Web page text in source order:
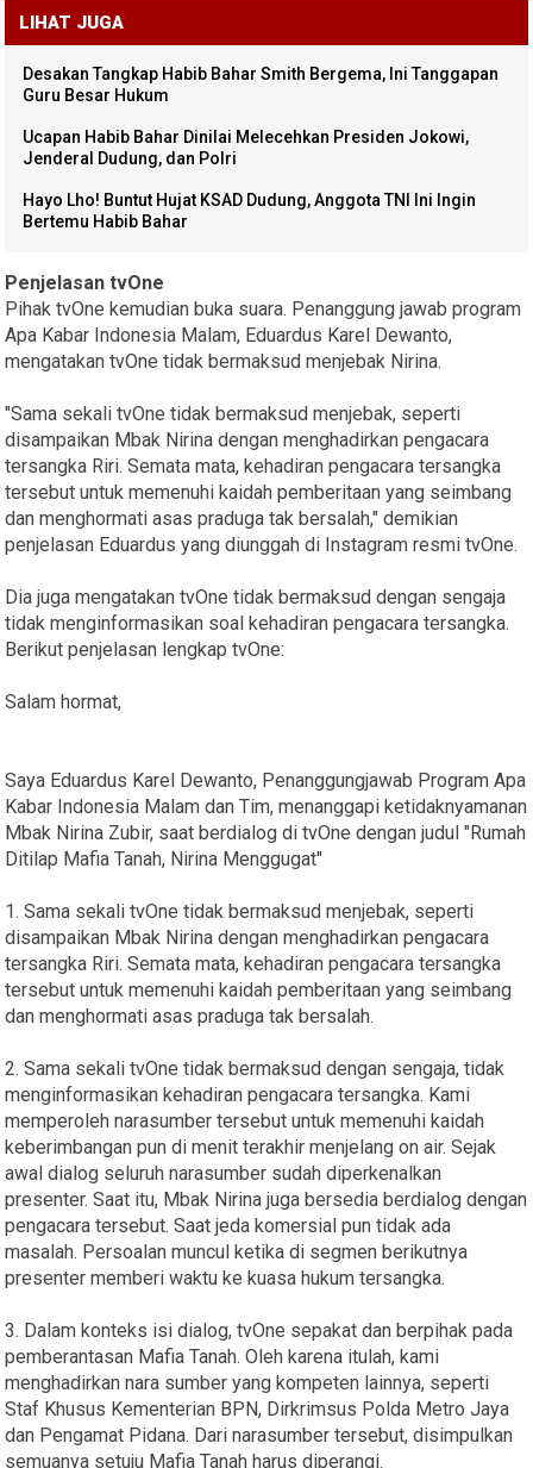
LIHAT JUGA
Desakan Tangkap Habib Bahar Smith Bergema, Ini Tanggapan
Guru Besar Hukum
Ucapan Habib Bahar Dinilai Melecehkan Presiden Jokowi,
Jenderal Dudung, dan Polri
Hayo Lho! Buntut Hujat KSAD Dudung, Anggota TNI Ini Ingin
Bertemu Habib Bahar
Penjelasan tvOne
Pihak tvOne kemudian buka suara. Penanggung jawab program
Apa Kabar Indonesia Malam, Eduardus Karel Dewanto,
mengatakan tvOne tidak bermaksud menjebak Nirina.
"Sama sekali tvOne tidak bermaksud menjebak, seperti
disampaikan Mbak Nirina dengan menghadirkan pengacara
tersangka Riri. Semata mata, kehadiran pengacara tersangka
tersebut untuk memenuhi kaidah pemberitaan yang seimbang
dan menghormati asas praduga tak bersalah," demikian
penjelasan Eduardus yang diunggah di Instagram resmi tvOne.
Dia juga mengatakan tvOne tidak bermaksud dengan sengaja
tidak menginformasikan soal kehadiran pengacara tersangka.
Berikut penjelasan lengkap tvOne:
Salam hormat,
Saya Eduardus Karel Dewanto, Penanggungjawab Program Apa
Kabar Indonesia Malam dan Tim, menanggapi ketidaknyamanan
Mbak Nirina Zubir, saat berdialog di tvOne dengan judul "Rumah
Ditilap Mafia Tanah, Nirina Menggugat"
1. Sama sekali tvOne tidak bermaksud menjebak, seperti
disampaikan Mbak Nirina dengan menghadirkan pengacara
tersangka Riri. Semata mata, kehadiran pengacara tersangka
tersebut untuk memenuhi kaidah pemberitaan yang seimbang
dan menghormati asas praduga tak bersalah.
2. Sama sekali tvOne tidak bermaksud dengan sengaja, tidak
menginformasikan kehadiran pengacara tersangka. Kami
memperoleh narasumber tersebut untuk memenuhi kaidah
keberimbangan pun di menit terakhir menjelang on air. Sejak
awal dialog seluruh narasumber sudah diperkenalkan
presenter. Saat itu, Mbak Nirina juga bersedia berdialog dengan
pengacara tersebut. Saat jeda komersial pun tidak ada
masalah. Persoalan muncul ketika di segmen berikutnya
presenter memberi waktu ke kuasa hukum tersangka.
3. Dalam konteks isi dialog, tvOne sepakat dan berpihak pada
pemberantasan Mafia Tanah. Oleh karena itulah, kami
menghadirkan nara sumber yang kompeten lainnya, seperti
Staf Khusus Kementerian BPN, Dirkrimsus Polda Metro Jaya
dan Pengamat Pidana. Dari narasumber tersebut, disimpulkan
semuanya setuju Mafia Tanah harus diperangi.